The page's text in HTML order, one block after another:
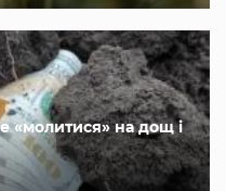
«молитися» на дощ і